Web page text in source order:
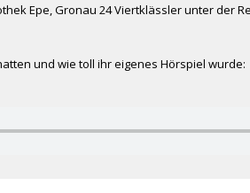
Epe, Gronau 24 Viertklässler unter der
und wie toll ihr eigenes Hörspiel wurde: